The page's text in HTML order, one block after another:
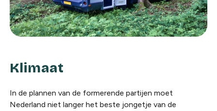
Klimaat
In de plannen van de formerende partijen moet
Nederland niet langer het beste jongetje van de